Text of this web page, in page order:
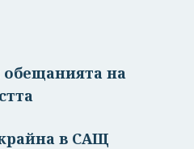
на
в САЩ